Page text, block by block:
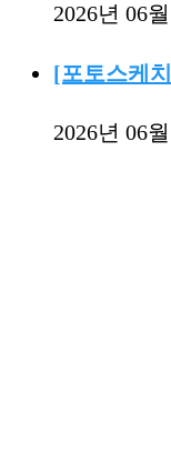
2026년 06
[포토스케
2026년 06